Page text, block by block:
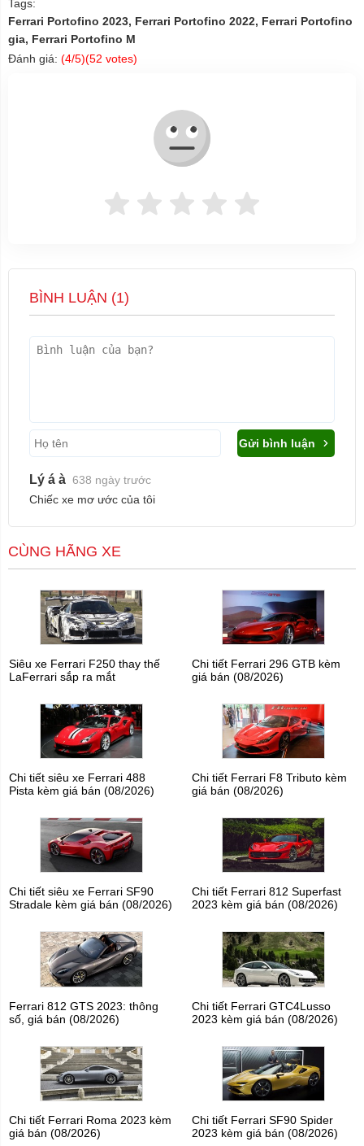
Tags:
Ferrari Portofino 2023, Ferrari Portofino 2022, Ferrari Portofino
gia, Ferrari Portofino M
Đánh giá: (4/5)(52 votes)
BÌNH LUẬN (1)
Gửi bình luận
Lý á à 638 ngày trước
Chiếc xe mơ ước của tôi
CÙNG HÃNG XE
Siêu xe Ferrari F250 thay thế
LaFerrari sắp ra mắt
Chi tiết Ferrari 296 GTB kèm
giá bán (08/2026)
Chi tiết siêu xe Ferrari 488
Pista kèm giá bán (08/2026)
Chi tiết Ferrari F8 Tributo kèm
giá bán (08/2026)
Chi tiết siêu xe Ferrari SF90
Stradale kèm giá bán (08/2026)
Chi tiết Ferrari 812 Superfast
2023 kèm giá bán (08/2026)
Ferrari 812 GTS 2023: thông
số, giá bán (08/2026)
Chi tiết Ferrari GTC4Lusso
2023 kèm giá bán (08/2026)
Chi tiết Ferrari Roma 2023 kèm
giá bán (08/2026)
Chi tiết Ferrari SF90 Spider
2023 kèm giá bán (08/2026)